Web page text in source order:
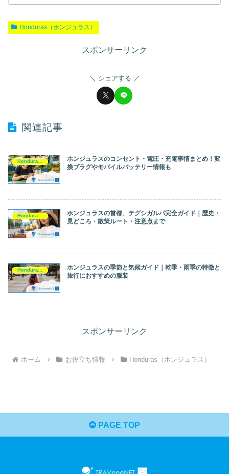
Honduras（ホンジュラス）
スポンサーリンク
シェアする
関連記事
Honduras（ホンジュラス）
ホンジュラスのコンセント・電圧・充電事情まとめ！変
換プラグやモバイルバッテリー情報も
Honduras（ホンジュラス）
ホンジュラスの首都、テグシガルパ完全ガイド｜歴史・
見どころ・散策ルート・注意点まで
ホンジュラスの季節と気候ガイド｜乾季・雨季の特徴と
旅行におすすめの服装
スポンサーリンク
ホーム お役立ち情報 Honduras（ホンジュラス）
PAGE TOP